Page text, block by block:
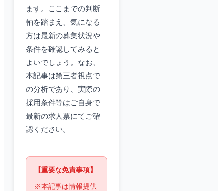
ます。ここまでの判断
軸を踏まえ、気になる
方は最新の募集状況や
条件を確認してみると
よいでしょう。なお、
本記事は第三者視点で
の分析であり、実際の
採用条件等はご自身で
最新の求人票にてご確
認ください。
【重要な免責事項】
※本記事は情報提供